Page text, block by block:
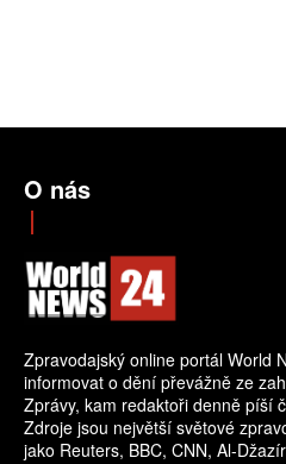
O nás
Zpravodajský online portál World
informovat o dění převážně ze
Zprávy, kam redaktoři denně píší
Zdroje jsou největší světové
jako Reuters, BBC, CNN, Al-